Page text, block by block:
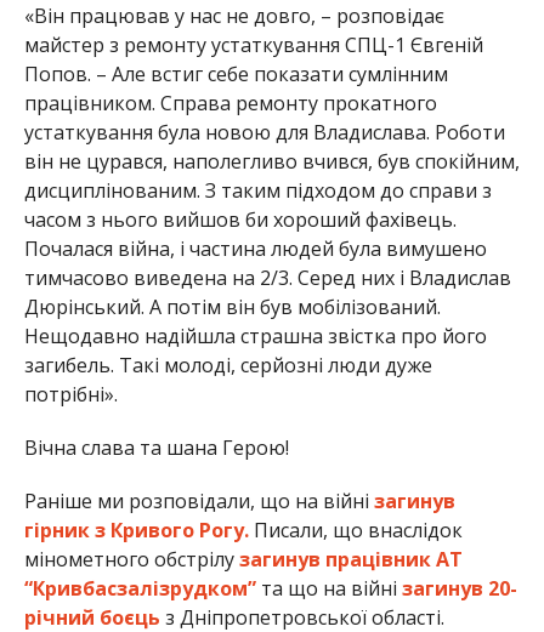
«Він працював у нас не довго, – розповідає
майстер з ремонту устаткування СПЦ-1 Євгеній
Попов. – Але встиг себе показати сумлінним
працівником. Справа ремонту прокатного
устаткування була новою для Владислава. Роботи
він не цурався, наполегливо вчився, був спокійним,
дисциплінованим. З таким підходом до справи з
часом з нього вийшов би хороший фахівець.
Почалася війна, і частина людей була вимушено
тимчасово виведена на 2/3. Серед них і Владислав
Дюрінський. А потім він був мобілізований.
Нещодавно надійшла страшна звістка про його
загибель. Такі молоді, серйозні люди дуже
потрібні».
Вічна слава та шана Герою!
Раніше ми розповідали, що на війні загинув
гірник з Кривого Рогу.Писали, що внаслідок
мінометного обстрілузагинув працівник АТ
“Кривбасзалізрудком”та що на війні загинув 20-
річний боєць з Дніпропетровської області.